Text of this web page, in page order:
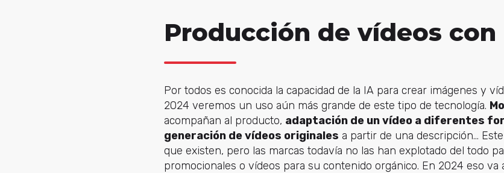
Producción de vídeos con
Por todos es conocida la capacidad de la IA para crear imágenes y
2024 veremos un uso aún más grande de este tipo de tecnología.
acompañan al producto, adaptación de un vídeo a diferentes
generación de vídeos originales a partir de una descripción…
que existen, pero las marcas todavía no las han explotado del todo
promocionales o vídeos para su contenido orgánico. En 2024 eso va